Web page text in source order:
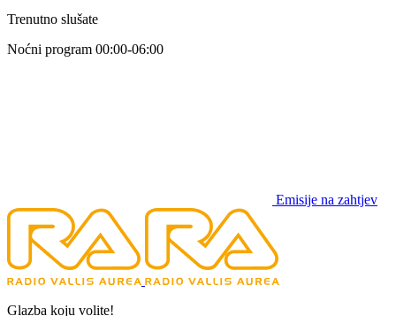
Trenutno slušate
Noćni program 00:00-06:00
Emisije na zahtjev
Glazba koju volite!